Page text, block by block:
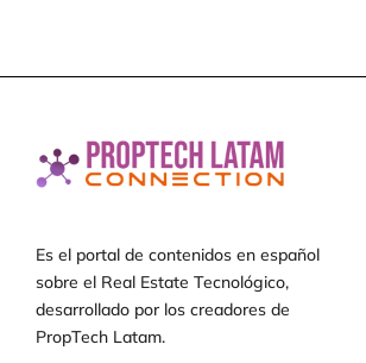
Es el portal de contenidos en español
sobre el Real Estate Tecnológico,
desarrollado por los creadores de
PropTech Latam.